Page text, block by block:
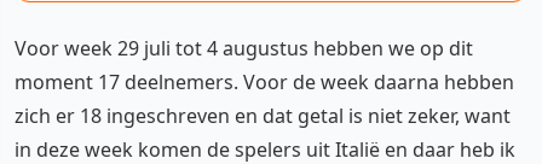
Voor week 29 juli tot 4 augustus hebben we op dit
moment 17 deelnemers. Voor de week daarna hebben
zich er 18 ingeschreven en dat getal is niet zeker, want
in deze week komen de spelers uit Italië en daar heb ik